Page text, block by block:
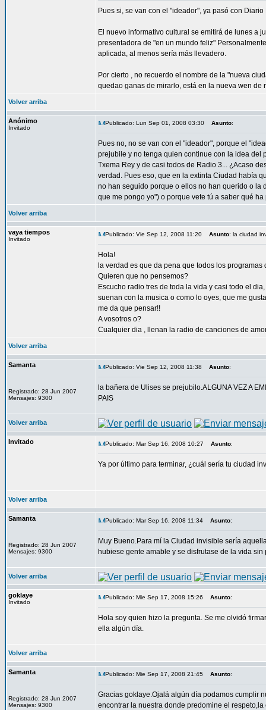
Pues si, se van con el "ideador", ya pasó con
El nuevo informativo cultural se emitirá de lunes a
presentadora de "en un mundo feliz"
aplicada, al menos sería más llevadero.
Por cierto , no recuerdo el nombre de la "nueva
quedao ganas de mirarlo, está en la nueva wen de
Volver arriba
Anónimo
Invitado
Publicado: Lun Sep 01, 2008 03:30 Asunto:
Pues no, no se van con el "ideador", porque el
prejubile y no tenga quien continue con la idea del
Txema Rey y de casi todos de Radio 3... ¿Acaso
verdad. Pues eso, que en la extinta Ciudad había
no han seguido porque o ellos no han querido o la
que me pongo yo") o porque vete tú a saber qué
Volver arriba
vaya tiempos
Invitado
Publicado: Vie Sep 12, 2008 11:20 Asunto: la ciudad
Hola!
la verdad es que da pena que todos los
Quieren que no pensemos?
Escucho radio tres de toda la vida y casi todo el
suenan con la musica o como lo oyes, que me
me da que pensar!!
A vosotros o?
Cualquier dia , llenan la radio de canciones de
Volver arriba
Samanta
Registrado: 28 Jun 2007
Mensajes: 9300
Publicado: Vie Sep 12, 2008 11:38 Asunto:
la bañera de Ulises se prejubilo.ALGUNA VEZ A
PAIS
Volver arriba
Invitado Publicado: Mar Sep 16, 2008 10:27 Asunto:
Ya por último para terminar, ¿cuál sería tu ciudad
Volver arriba
Samanta
Registrado: 28 Jun 2007
Mensajes: 9300
Publicado: Mar Sep 16, 2008 11:34 Asunto:
Muy Bueno.Para mí la Ciudad invisible sería
hubiese gente amable y se disfrutase de la vida sin
Volver arriba
goklaye
Invitado
Publicado: Mie Sep 17, 2008 15:26 Asunto:
Hola soy quien hizo la pregunta. Se me olvidó
ella algún día.
Volver arriba
Samanta
Registrado: 28 Jun 2007
Mensajes: 9300
Publicado: Mie Sep 17, 2008 21:45 Asunto:
Gracias goklaye.Ojalá algún día podamos cumplir
encontrar la nuestra donde predomine el